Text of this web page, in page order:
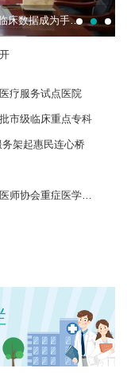
深圳首宗！医疗健康数据产品场内交易，十年临床数据成为手术机器人研发“燃料”
疗服务试点医院
市级临床重点专科
架起惠民连心桥
喜报｜深圳市人民医院陈纯波教授当选中国医师协会重症医学医师分会常务委员